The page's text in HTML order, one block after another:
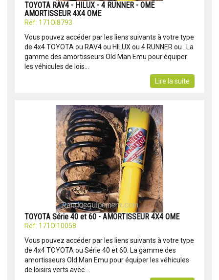
TOYOTA RAV4 - HILUX - 4 RUNNER - OME
AMORTISSEUR 4X4 OME
Réf: 171OI8793
Vous pouvez accéder par les liens suivants à votre type
de 4x4 TOYOTA ou RAV4 ou HILUX ou 4 RUNNER ou . La
gamme des amortisseurs Old Man Emu pour équiper
les véhicules de lois...
Lire la suite
TOYOTA Série 40 et 60 - AMORTISSEUR 4X4 OME
Réf: 171OI10058
Vous pouvez accéder par les liens suivants à votre type
de 4x4 TOYOTA ou Série 40 et 60. La gamme des
amortisseurs Old Man Emu pour équiper les véhicules
de loisirs verts avec ...